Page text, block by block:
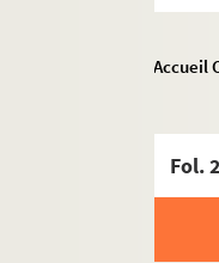
Accueil
Fol.